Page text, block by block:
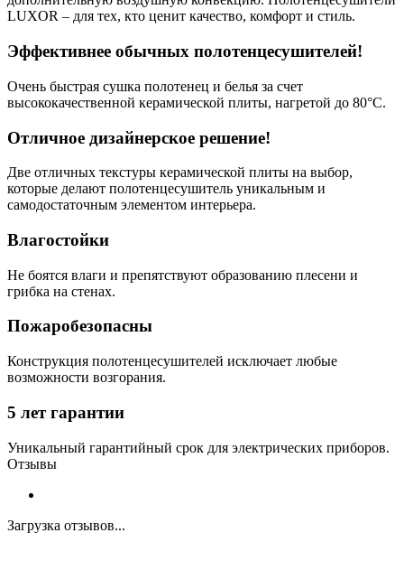
LUXOR – для тех, кто ценит качество, комфорт и стиль.
Эффективнее обычных полотенцесушителей!
Очень быстрая сушка полотенец и белья за счет
высококачественной керамической плиты, нагретой до 80°C.
Отличное дизайнерское решение!
Две отличных текстуры керамической плиты на выбор,
которые делают полотенцесушитель уникальным и
самодостаточным элементом интерьера.
Влагостойки
Не боятся влаги и препятствуют образованию плесени и
грибка на стенах.
Пожаробезопасны
Конструкция полотенцесушителей исключает любые
возможности возгорания.
5 лет гарантии
Уникальный гарантийный срок для электрических приборов.
Отзывы
Загрузка отзывов...